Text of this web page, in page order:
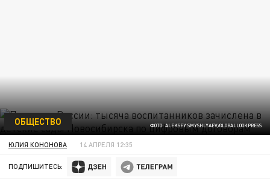
ФОТО: ALEKSEY SMYSHLYAEV/GLOBALLOOKPRESS
ОБЩЕСТВО
ЮЛИЯ КОНОНОВА 14 АПРЕЛЯ 12:35
ПОДПИШИТЕСЬ: